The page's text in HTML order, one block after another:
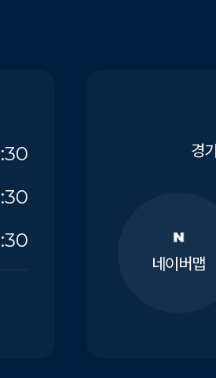
경
네이버맵